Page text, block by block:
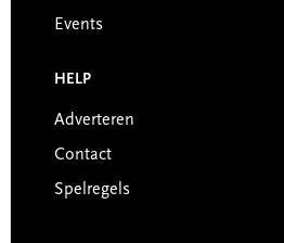
Events
HELP
Adverteren
Contact
Spelregels